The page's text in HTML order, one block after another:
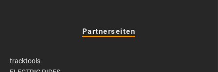
Partnerseiten
tracktools